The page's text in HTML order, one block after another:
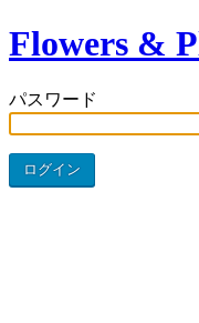
Flowers &
パスワード